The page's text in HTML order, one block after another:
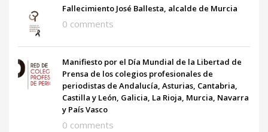
Fallecimiento José Ballesta, alcalde de Murcia
0 comments
Manifiesto por el Día Mundial de la Libertad de
Prensa de los colegios profesionales de
periodistas de Andalucía, Asturias, Cantabria,
Castilla y León, Galicia, La Rioja, Murcia, Navarra
y País Vasco
0 comments